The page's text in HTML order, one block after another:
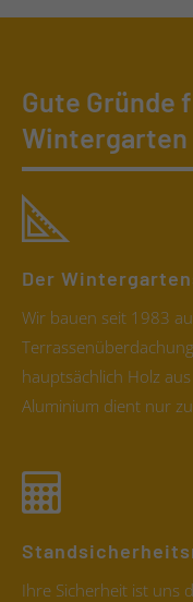
Gute Gründe
Wintergarten
Der
Wir bauen seit 1983
hauptsächlich Holz
Aluminium dient nur
Ihre Sicherheit ist uns